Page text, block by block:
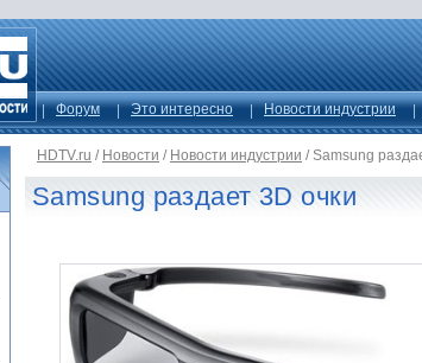
Форум Это интересно Новости индустрии
HDTV.ru / Новости / Новости индустрии / Samsung
Samsung раздает 3D очки